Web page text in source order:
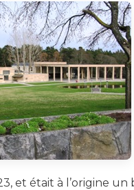
et était à l’origine